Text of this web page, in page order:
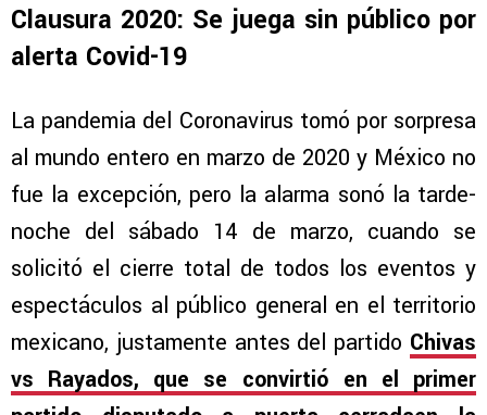
Clausura 2020: Se juega sin público por
alerta Covid-19
La pandemia del Coronavirus tomó por sorpresa
al mundo entero en marzo de 2020 y México no
fue la excepción, pero la alarma sonó la tarde-
noche del sábado 14 de marzo, cuando se
solicitó el cierre total de todos los eventos y
espectáculos al público general en el territorio
mexicano, justamente antes del partido Chivas
vs Rayados, que se convirtió en el primer